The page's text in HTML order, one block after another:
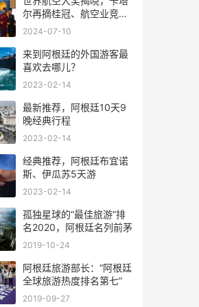
尔再摘桂冠、航空业竞争
风起云涌
2024-07-10
来到阿根廷的外国游客最
喜欢去哪儿？
2023-02-14
最新推荐，阿根廷10天9
晚经典行程
2023-02-14
经典推荐，阿根廷布宜诺
斯、伊瓜苏5天游
2023-02-14
孤独星球的“最佳旅游”排
名2020，阿根廷名列前茅
2019-10-24
阿根廷旅游部长：“阿根廷
全球旅游热度排名第七”
2019-09-27